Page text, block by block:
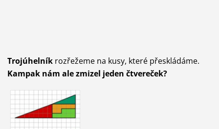
Trojúhelníkrozřežeme na kusy, které přeskládáme.
Kampak nám ale zmizel jeden čtvereček?